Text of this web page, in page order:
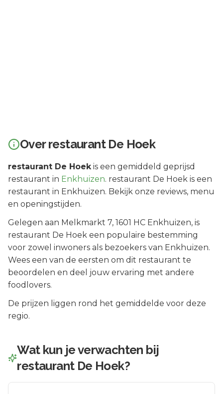
Overrestaurant De Hoek
restaurant De Hoekis een gemiddeld geprijsd
restaurant in Enkhuizen. restaurant De Hoek is een
restaurant in Enkhuizen. Bekijk onze reviews, menu
en openingstijden.
Gelegen aan Melkmarkt 7, 1601 HC Enkhuizen, is
restaurant De Hoek een populaire bestemming
voor zowel inwoners als bezoekers van Enkhuizen.
Wees een van de eersten om dit restaurant te
beoordelen en deel jouw ervaring met andere
foodlovers.
De prijzen liggen rond het gemiddelde voor deze
regio.
Wat kun je verwachten bij
restaurant De Hoek?